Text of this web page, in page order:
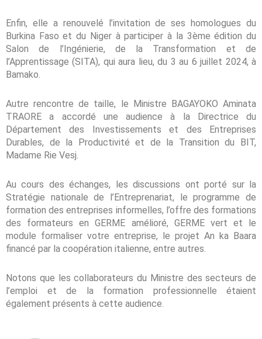
Enfin, elle a renouvelé l’invitation de ses homologues du
Burkina Faso et du Niger à participer à la 3ème édition du
Salon de l’Ingénierie, de la Transformation et de
l’Apprentissage (SITA), qui aura lieu, du 3 au 6 juillet 2024, à
Bamako.
Autre rencontre de taille, le Ministre BAGAYOKO Aminata
TRAORE a accordé une audience à la Directrice du
Département des Investissements et des Entreprises
Durables, de la Productivité et de la Transition du BIT,
Madame Rie Vesj.
Au cours des échanges, les discussions ont porté sur la
Stratégie nationale de l’Entreprenariat, le programme de
formation des entreprises informelles, l’offre des formations
des formateurs en GERME amélioré, GERME vert et le
module formaliser votre entreprise, le projet An ka Baara
financé par la coopération italienne, entre autres.
Notons que les collaborateurs du Ministre des secteurs de
l’emploi et de la formation professionnelle étaient
également présents à cette audience.